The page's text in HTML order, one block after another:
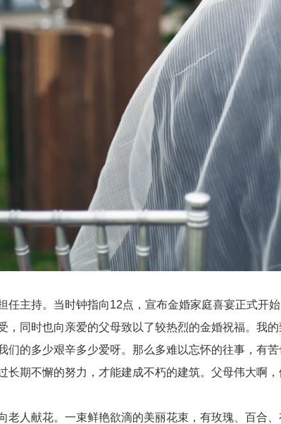
主持。当时钟指向12点，宣布金婚家庭喜宴正式开
，同时也向亲爱的父母致以了较热烈的金婚祝福。我
们的多少艰辛多少爱呀。那么多难以忘怀的往事，有
长期不懈的努力，才能建成不朽的建筑。父母伟大啊
献花。一束鲜艳欲滴的美丽花束，有玫瑰、百合、